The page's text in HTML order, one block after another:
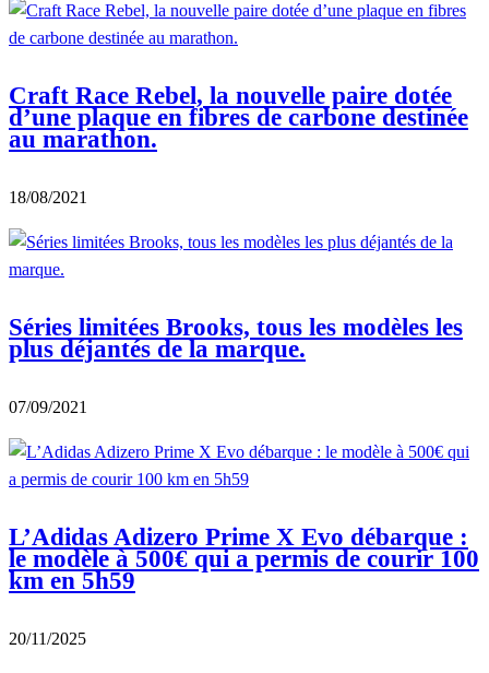
Craft Race Rebel, la nouvelle paire dotée
d’une plaque en fibres de carbone destinée
au marathon.
18/08/2021
Séries limitées Brooks, tous les modèles les
plus déjantés de la marque.
07/09/2021
L’Adidas Adizero Prime X Evo débarque :
le modèle à 500€ qui a permis de courir 100
km en 5h59
20/11/2025